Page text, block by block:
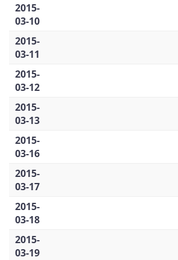
2015-
03-10
2015-
03-11
2015-
03-12
2015-
03-13
2015-
03-16
2015-
03-17
2015-
03-18
2015-
03-19